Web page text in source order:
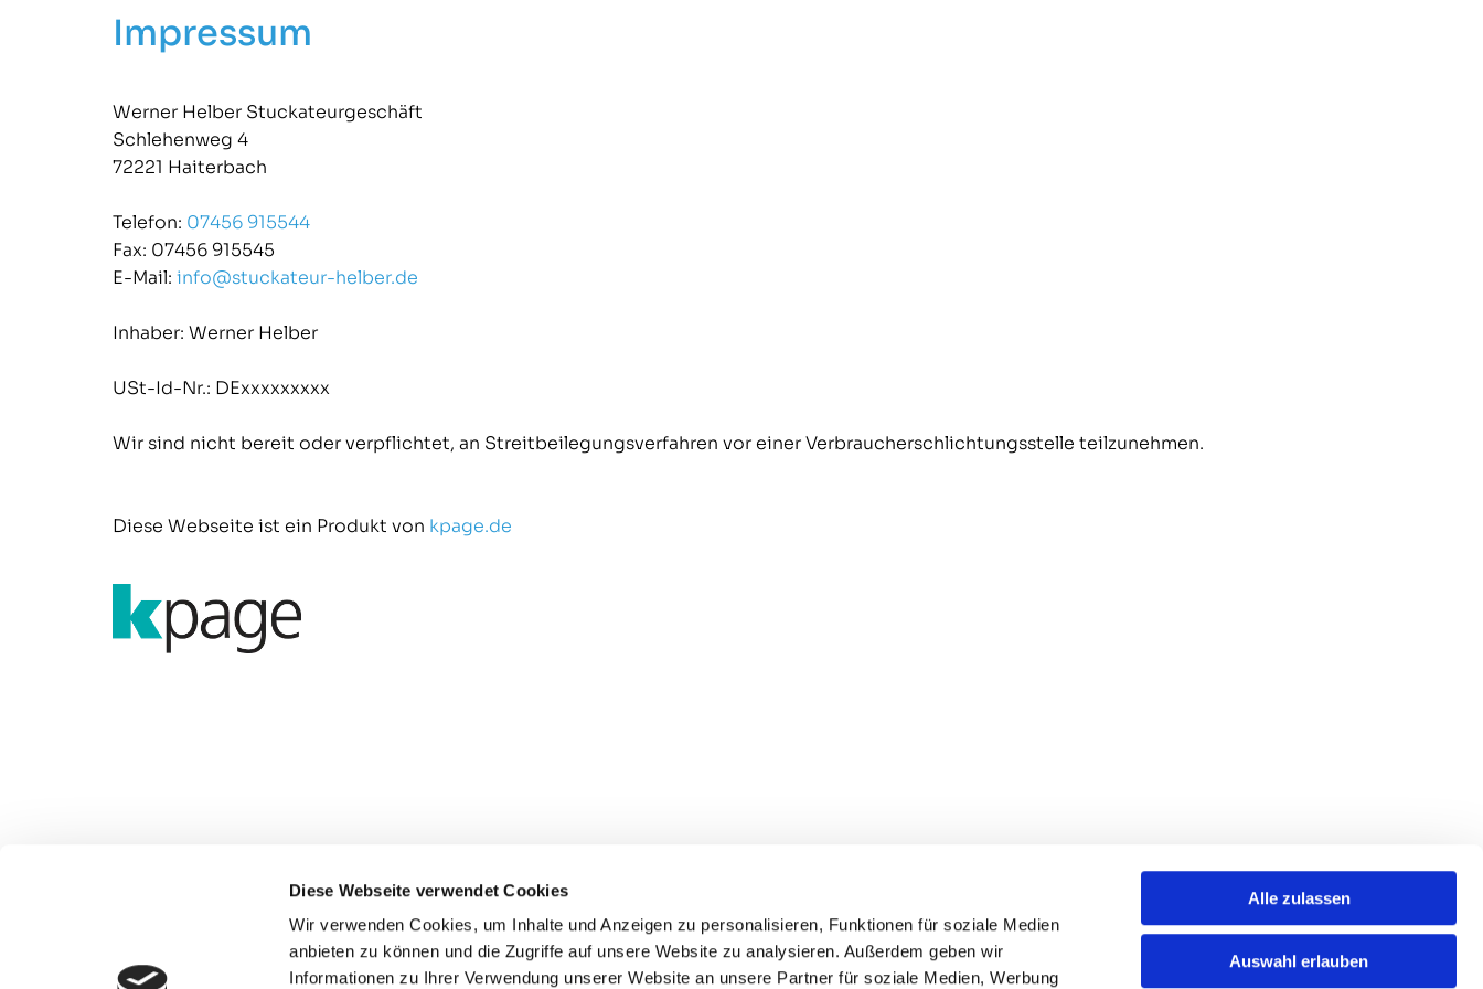
Diese Webseite verwendet Cookies
Wir verwenden Cookies, um Inhalte und Anzeigen zu personalisieren, Funktionen für soziale Medien
anbieten zu können und die Zugriffe auf unsere Website zu analysieren. Außerdem geben wir
Informationen zu Ihrer Verwendung unserer Website an unsere Partner für soziale Medien, Werbung
Alle zulassen
Auswahl erlauben
Impressum
Werner Helber Stuckateurgeschäft
Schlehenweg 4
72221 Haiterbach
Telefon: 07456 915544
Fax: 07456 915545
E-Mail: info@stuckateur-helber.de
Inhaber: Werner Helber
USt-Id-Nr.: DExxxxxxxxx
Wir sind nicht bereit oder verpflichtet, an Streitbeilegungsverfahren vor einer Verbraucherschlichtungsstelle teilzunehmen.
Diese Webseite ist ein Produkt von kpage.de
Schlehenweg 4, 72221 Haiterbach
 07456 915544| 07456 915545 | info@stuckateur-helber.de